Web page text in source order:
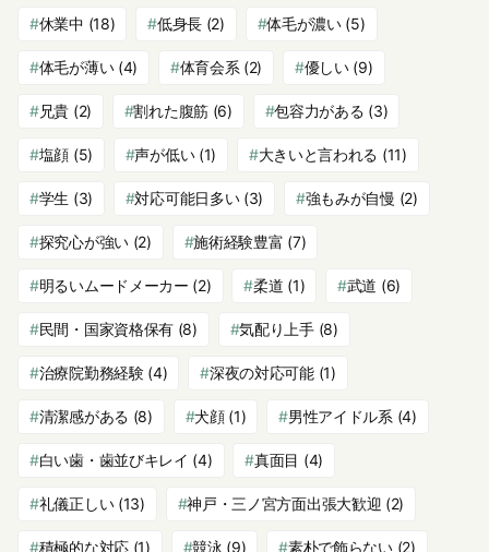
休業中 (18) 低身長(2) 体毛が濃い(5)
体毛が薄い(4) 体育会系(2) 優しい(9)
兄貴 (2) 割れた腹筋(6) 包容力がある (3)
塩顔 (5) 声が低い(1) 大きいと言われる (11)
学生 (3) 対応可能日多い(3) 強もみが自慢 (2)
探究心が強い(2) 施術経験豊富 (7)
明るいムードメーカー (2) 柔道 (1) 武道 (6)
民間・国家資格保有 (8) 気配り上手(8)
治療院勤務経験(4) 深夜の対応可能(1)
清潔感がある (8) 犬顔(1) 男性アイドル系(4)
白い歯・歯並びキレイ (4) 真面目 (4)
礼儀正しい(13) 神戸・三ノ宮方面出張大歓迎 (2)
積極的な対応(1) 競泳 (9) 素朴で飾らない(2)